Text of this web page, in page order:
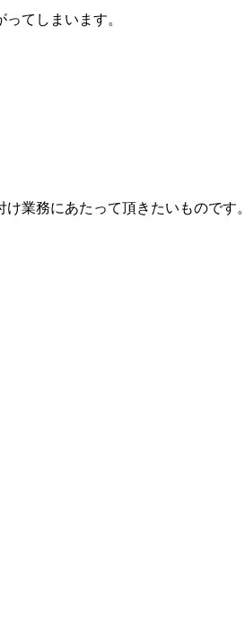
てしまいます。
業務にあたって頂きたいものです。